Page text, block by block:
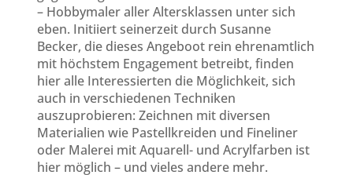
– Hobbymaler aller Altersklassen unter sich
eben. Initiiert seinerzeit durch Susanne
Becker, die dieses Angeboot rein ehrenamtlich
mit höchstem Engagement betreibt, finden
hier alle Interessierten die Möglichkeit, sich
auch in verschiedenen Techniken
auszuprobieren: Zeichnen mit diversen
Materialien wie Pastellkreiden und Fineliner
oder Malerei mit Aquarell- und Acrylfarben ist
hier möglich – und vieles andere mehr.